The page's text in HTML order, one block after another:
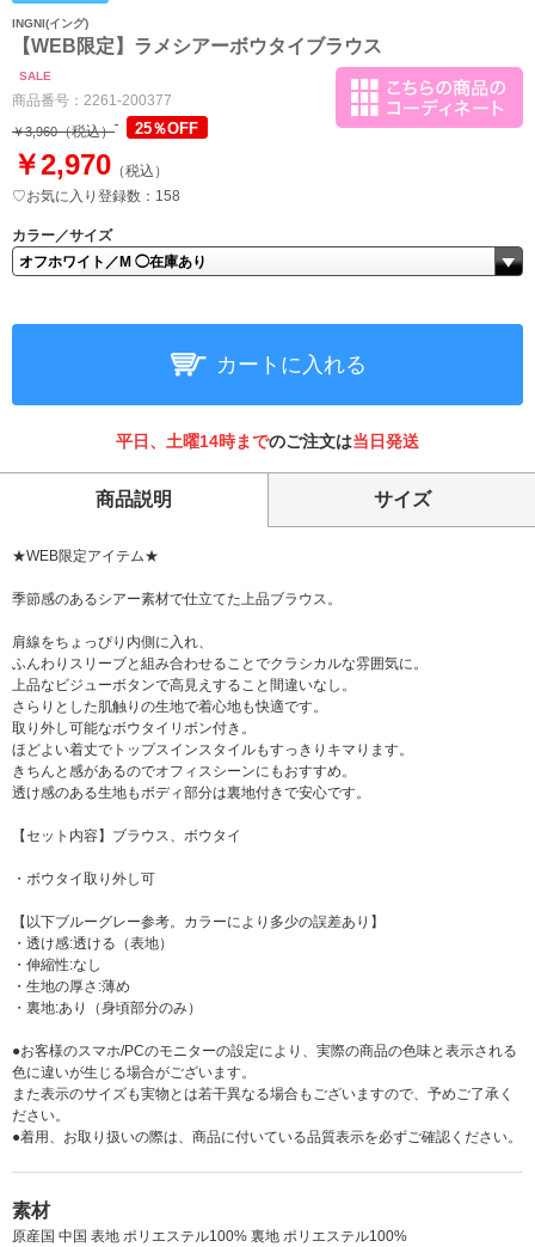
INGNI(イング)
【WEB限定】ラメシアーボウタイブラウス
SALE
商品番号： 2261-200377
￥3,960（税込） 25％OFF
￥2,970 （税込）
♡お気に入り登録数：158
カラー／サイズ
カートに入れる
平日、土曜14時までのご注文は当日発送
商品説明 サイズ
★WEB限定アイテム★
季節感のあるシアー素材で仕立てた上品ブラウス。
肩線をちょっぴり内側に入れ、
ふんわりスリーブと組み合わせることでクラシカルな雰囲気に。
上品なビジューボタンで高見えすること間違いなし。
さらりとした肌触りの生地で着心地も快適です。
取り外し可能なボウタイリボン付き。
ほどよい着丈でトップスインスタイルもすっきりキマります。
きちんと感があるのでオフィスシーンにもおすすめ。
透け感のある生地もボディ部分は裏地付きで安心です。
【セット内容】ブラウス、ボウタイ
・ボウタイ取り外し可
【以下ブルーグレー参考。カラーにより多少の誤差あり】
・透け感:透ける（表地）
・伸縮性:なし
・生地の厚さ:薄め
・裏地:あり（身頃部分のみ）
●お客様のスマホ/PCのモニターの設定により、実際の商品の色味と表示される
色に違いが生じる場合がございます。
また表示のサイズも実物とは若干異なる場合もございますので、予めご了承く
ださい。
●着用、お取り扱いの際は、商品に付いている品質表示を必ずご確認ください。
素材
原産国 中国 表地 ポリエステル100% 裏地 ポリエステル100%